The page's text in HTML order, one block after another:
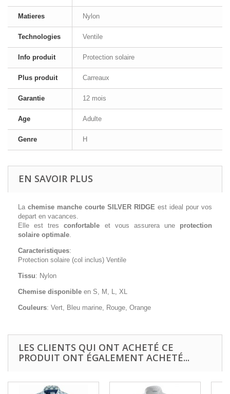
Matieres Nylon
Technologies Ventile
Info produit Protection solaire
Plus produit Carreaux
Garantie 12 mois
Age Adulte
Genre H
EN SAVOIR PLUS
La chemise manche courte SILVER RIDGE est ideal pour vos
depart en vacances.
Elle est tresconfortable et vous assurera une protection
solaire optimale.
Caracteristiques:
Protection solaire (col inclus) Ventile
Tissu: Nylon
Chemise disponible en S, M, L, XL
Couleurs: Vert, Bleu marine, Rouge, Orange
LES CLIENTS QUI ONT ACHETÉ CE
PRODUIT ONT ÉGALEMENT ACHETÉ...